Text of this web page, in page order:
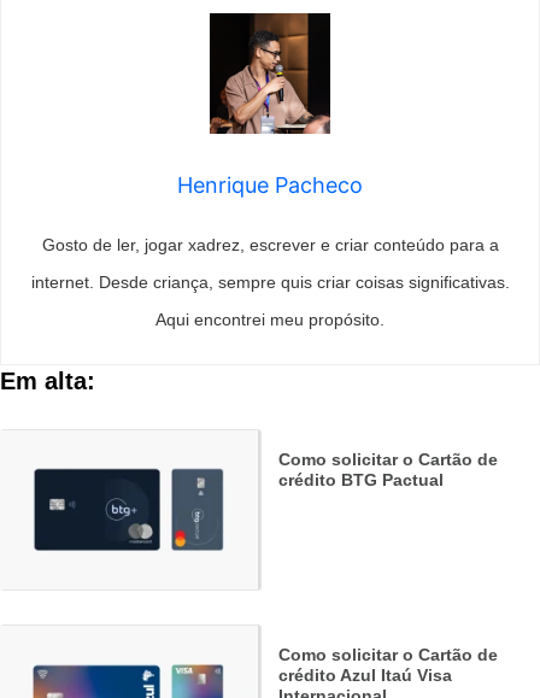
Henrique Pacheco
Gosto de ler, jogar xadrez, escrever e criar conteúdo para a
internet. Desde criança, sempre quis criar coisas significativas.
Aqui encontrei meu propósito.
Em alta:
Como solicitar o Cartão de
crédito BTG Pactual
Como solicitar o Cartão de
crédito Azul Itaú Visa